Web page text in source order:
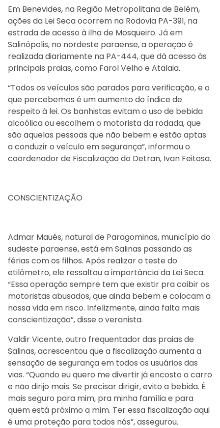
Em Benevides, na Região Metropolitana de Belém,
ações da Lei Seca ocorrem na Rodovia PA-391, na
estrada de acesso à ilha de Mosqueiro. Já em
Salinópolis, no nordeste paraense, a operação é
realizada diariamente na PA-444, que dá acesso às
principais praias, como Farol Velho e Atalaia.
“Todos os veículos são parados para verificação, e o
que percebemos é um aumento do índice de
respeito à lei. Os banhistas evitam o uso de bebida
alcoólica ou escolhem o motorista da rodada, que
são aquelas pessoas que não bebem e estão aptas
a conduzir o veículo em segurança”, informou o
coordenador de Fiscalização do Detran, Ivan Feitosa.
CONSCIENTIZAÇÃO
Admar Maués, natural de Paragominas, município do
sudeste paraense, está em Salinas passando as
férias com os filhos. Após realizar o teste do
etilômetro, ele ressaltou a importância da Lei Seca.
“Essa operação sempre tem que existir pra coibir os
motoristas abusados, que ainda bebem e colocam a
nossa vida em risco. Infelizmente, ainda falta mais
conscientização”, disse o veranista.
Valdir Vicente, outro frequentador das praias de
Salinas, acrescentou que a fiscalização aumenta a
sensação de segurança em todos os usuários das
vias. “Quando eu quero me divertir já encosto o carro
e não dirijo mais. Se precisar dirigir, evito a bebida. É
mais seguro para mim, pra minha família e para
quem está próximo a mim. Ter essa fiscalização aqui
é uma proteção para todos nós”, assegurou.